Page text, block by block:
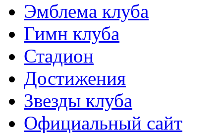
Эмблема клуба
Гимн клуба
Стадион
Достижения
Звезды клуба
Официальный сайт